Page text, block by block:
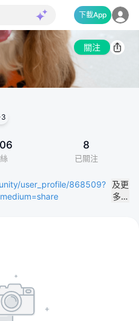
下載App
關注
3
8
已關注
user_profile/868509?
及更
多…